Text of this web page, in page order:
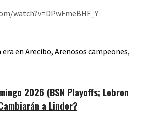
watch?v=DPwFmeBHF_Y
2026 (BSN Playoffs; Lebron
a Lindor?